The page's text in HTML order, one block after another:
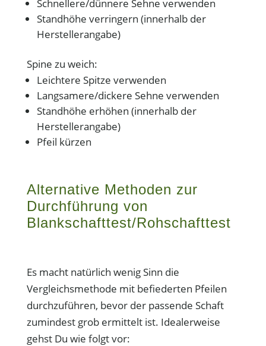
Schnellere/dünnere Sehne verwenden
Standhöhe verringern (innerhalb der
Herstellerangabe)
Spine zu weich:
Leichtere Spitze verwenden
Langsamere/dickere Sehne verwenden
Standhöhe erhöhen (innerhalb der
Herstellerangabe)
Pfeil kürzen
Alternative Methoden zur
Durchführung von
Blankschafttest/Rohschafttest
Es macht natürlich wenig Sinn die
Vergleichsmethode mit befiederten Pfeilen
durchzuführen, bevor der passende Schaft
zumindest grob ermittelt ist. Idealerweise
gehst Du wie folgt vor: